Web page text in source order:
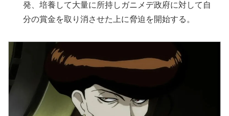
発、培養して大量に所持しガニメデ政府に対して自
分の賞金を取り消させた上に脅迫を開始する。